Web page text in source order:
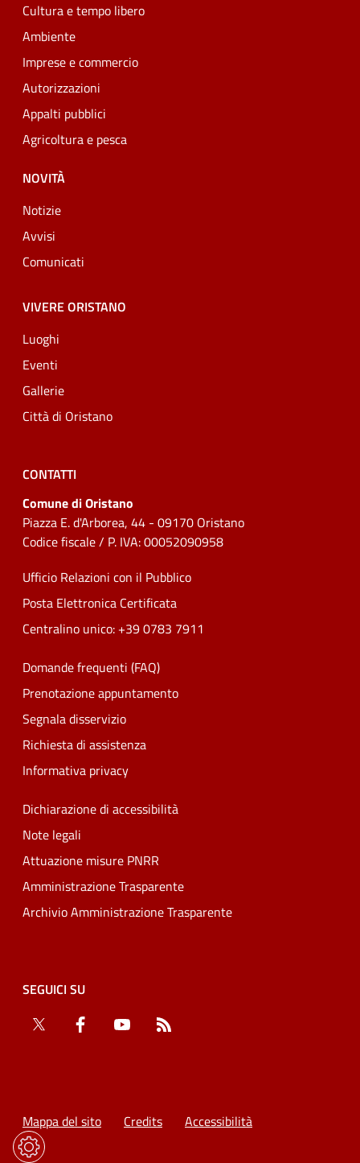
Cultura e tempo libero
Ambiente
Imprese e commercio
Autorizzazioni
Appalti pubblici
Agricoltura e pesca
NOVITÀ
Notizie
Avvisi
Comunicati
VIVERE ORISTANO
Luoghi
Eventi
Gallerie
Città di Oristano
CONTATTI
Comune di Oristano
Piazza E. d'Arborea, 44 - 09170 Oristano
Codice fiscale / P. IVA: 00052090958
Ufficio Relazioni con il Pubblico
Posta Elettronica Certificata
Centralino unico: +39 0783 7911
Domande frequenti (FAQ)
Prenotazione appuntamento
Segnala disservizio
Richiesta di assistenza
Informativa privacy
Dichiarazione di accessibilità
Note legali
Attuazione misure PNRR
Amministrazione Trasparente
Archivio Amministrazione Trasparente
SEGUICI SU
Twitter
Facebook YouTube
Mappa del sito Credits Accessibilità